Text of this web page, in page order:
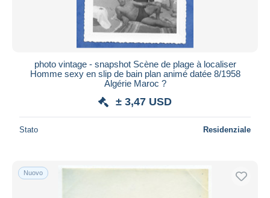
photo vintage - snapshot Scène de plage à localiser
Homme sexy en slip de bain plan animé datée 8/1958
Algérie Maroc ?
± 3,47 USD
Stato Residenziale
Nuovo